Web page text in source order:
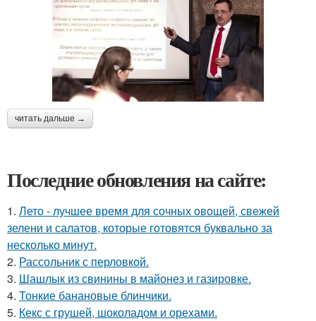
читать дальше →
Последние обновления на сайте:
1. Лето - лучшее время для сочных овощей, свежей
зелени и салатов, которые готовятся буквально за
несколько минут.
2. Рассольник с перловкой.
3. Шашлык из свинины в майонез и газировке.
4. Тонкие банановые блинчики.
5. Кекс с грушей, шоколадом и орехами.